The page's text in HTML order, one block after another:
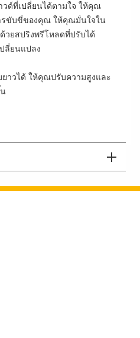
ด์ที่เปลี่ยนได้ตามใจ ให้คุณ
รขับขี่ของคุณ ให้คุณมั่นใจใน
วยสปริงพรีโหลดที่ปรับได้
ลี่ยนแปลง
าวได้ ให้คุณปรับความสูงและ